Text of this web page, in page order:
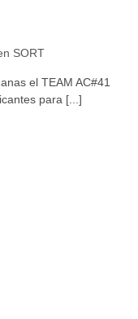
SORT
el TEAM AC#41
para [...]